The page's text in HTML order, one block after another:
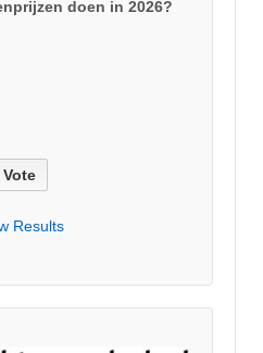
doen in 2026?
Results